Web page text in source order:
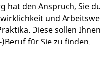
hat den Anspruch, Sie
und
Diese sollen
für Sie zu finden.